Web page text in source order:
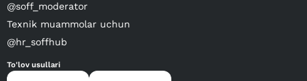
@soff_moderator
Texnik muammolar uchun
@hr_soffhub
To'lov usullari